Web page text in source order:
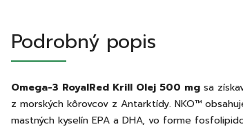
Podrobný popis
Omega-3 RoyalRed Krill Olej 500 mg sa
z morských kôrovcov z Antarktídy. NKO™
mastných kyselín EPA a DHA, vo forme